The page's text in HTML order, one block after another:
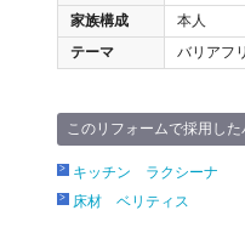
家族構成
本人
テーマ
バリアフ
このリフォームで採用し
キッチン ラクシーナ
床材 ベリティス